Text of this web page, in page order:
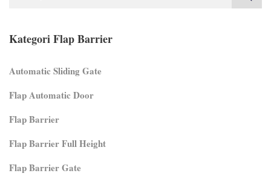
Kategori Flap Barrier
Automatic Sliding Gate
Flap Automatic Door
Flap Barrier
Flap Barrier Full Height
Flap Barrier Gate